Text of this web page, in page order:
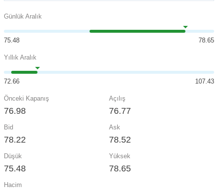
Günlük Aralık
75.48 78.65
Yıllık Aralık
72.66 107.43
Önceki Kapanış
76.98
Açılış
76.77
Bid
78.22
Ask
78.52
Düşük
75.48
Yüksek
78.65
Hacim